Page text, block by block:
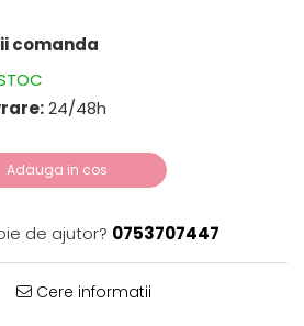
comanda
24/48h
Adauga in cos
de ajutor? 0753707447
Cere informatii